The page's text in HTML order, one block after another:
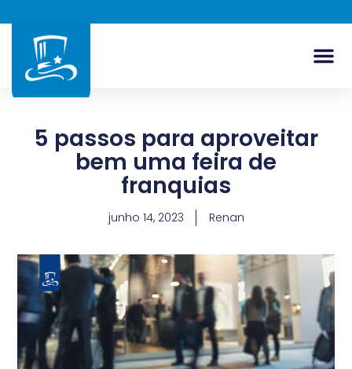
5 passos para aproveitar
bem uma feira de
franquias
junho 14, 2023 Renan